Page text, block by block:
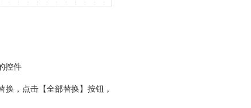
控件
，点击【全部替换】按钮，